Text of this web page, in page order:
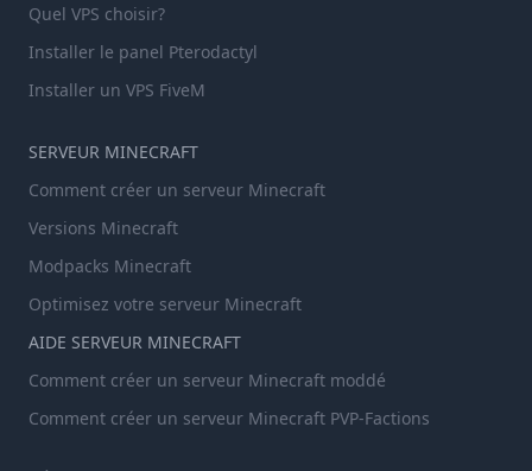
Quel VPS choisir?
Installer le panel Pterodactyl
Installer un VPS FiveM
SERVEUR MINECRAFT
Comment créer un serveur Minecraft
Versions Minecraft
Modpacks Minecraft
Optimisez votre serveur Minecraft
AIDE SERVEUR MINECRAFT
Comment créer un serveur Minecraft moddé
Comment créer un serveur Minecraft PVP-Factions